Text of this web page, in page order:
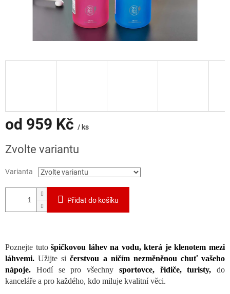
od 959 Kč / ks
cena:
Zvolte variantu
Varianta
Přidat do košíku
Poznejte tutošpičkovou láhev na vodu, která je klenotem mezi
láhvemi. Užijte sičerstvou a ničím nezměněnou chuť vašeho
nápoje.
Hodí se pro všechny sportovce, řidiče, turisty, do
kanceláře a pro každého, kdo miluje kvalitní věci.